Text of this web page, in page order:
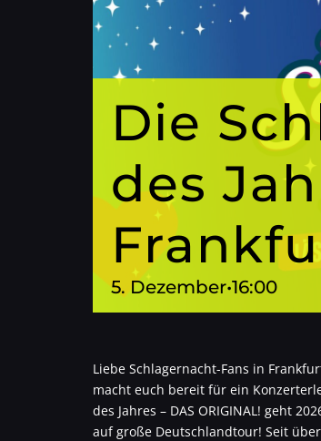
Die
des
5. Dezember•16:00
Liebe Schlagernacht-Fans in
macht euch bereit für ein
des Jahres – DAS ORIGINAL! geht
auf große Deutschlandtour! Seit